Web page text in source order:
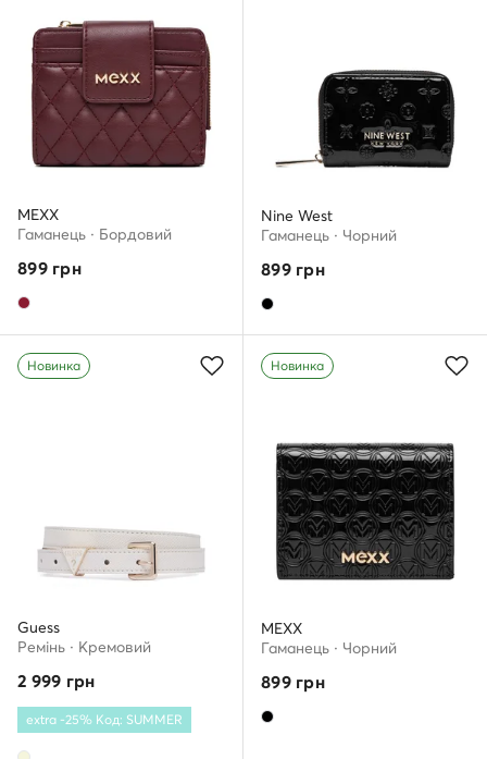
MEXX
Гаманець · Бордовий
899грн
Nine West
Гаманець · Чорний
899грн
Новинка
Guess
Ремінь · Кремовий
2 999 грн
extra -25% Код: SUMMER
Новинка
MEXX
Гаманець · Чорний
899грн